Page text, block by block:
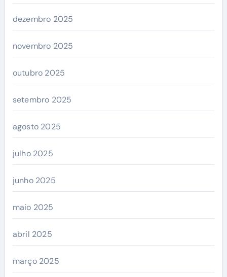
dezembro 2025
novembro 2025
outubro 2025
setembro 2025
agosto 2025
julho 2025
junho 2025
maio 2025
abril 2025
março 2025